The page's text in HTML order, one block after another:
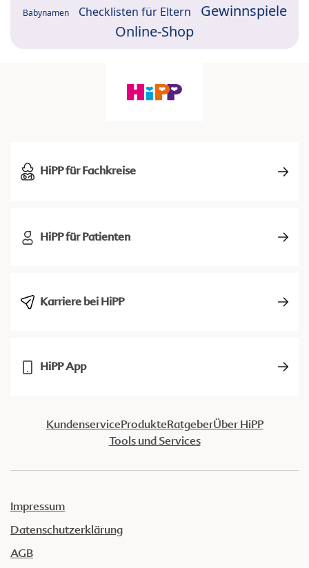
Babynamen Checklisten für Eltern
Gewinnspiele
Online-Shop
HiPP für Fachkreise
HiPP für Patienten
Karriere bei HiPP
HiPP App
KundenserviceProdukteRatgeberÜber HiPP
Tools und Services
Impressum
Datenschutzerklärung
AGB